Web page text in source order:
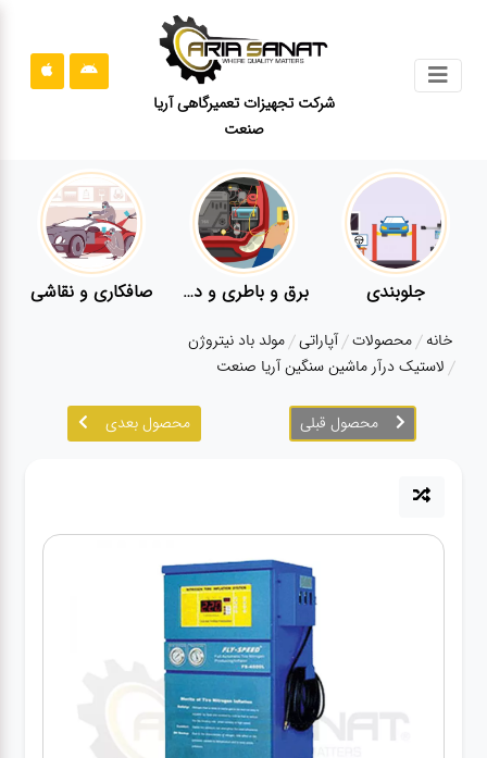
شرکت تجهیزات تعمیرگاهی آریا
صنعت
قوانین
سایت
ارتباط
درباره
ما
آپاراتی
جلوبندی برق و باطری و دیاگ صافکاری و نقاشی
خانه محصولات آپاراتی مولد باد نیتروژن
لاستیک درآر ماشین سنگین آریا صنعت
محصول قبلی محصول بعدی